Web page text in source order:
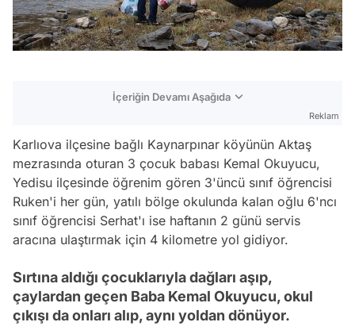
İçeriğin Devamı Aşağıda
Reklam
Karlıova ilçesine bağlı Kaynarpınar köyünün Aktaş
mezrasında oturan 3 çocuk babası Kemal Okuyucu,
Yedisu ilçesinde öğrenim gören 3'üncü sınıf öğrencisi
Ruken'i her gün, yatılı bölge okulunda kalan oğlu 6'ncı
sınıf öğrencisi Serhat'ı ise haftanın 2 günü servis
aracına ulaştırmak için 4 kilometre yol gidiyor.
Sırtına aldığı çocuklarıyla dağları aşıp,
çaylardan geçen Baba Kemal Okuyucu, okul
çıkışı da onları alıp, aynı yoldan dönüyor.